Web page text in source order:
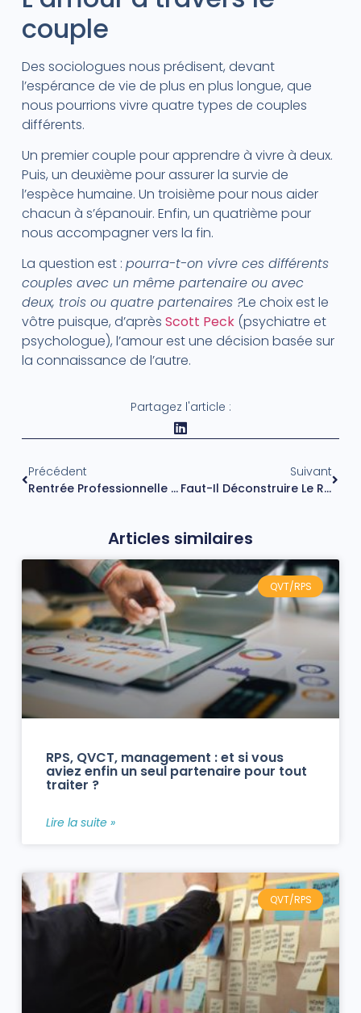
couple
Des sociologues nous prédisent, devant
l’espérance de vie de plus en plus longue, que
nous pourrions vivre quatre types de couples
différents.
Un premier couple pour apprendre à vivre à deux.
Puis, un deuxième pour assurer la survie de
l’espèce humaine. Un troisième pour nous aider
chacun à s’épanouir. Enfin, un quatrième pour
nous accompagner vers la fin.
La question est : pourra-t-on vivre ces différents
couples avec un même partenaire ou avec
deux, trois ou quatre partenaires ?Le choix est le
vôtre puisque, d’après Scott Peck (psychiatre et
psychologue), l’amour est une décision basée sur
la connaissance de l’autre.
Partagez l'article :
Précédent
Rentrée Professionnelle : 5 Conseils Pour Préparer Son Retour !
Suivant
Faut-Il Déconstruire Le Rapport À La Masculinité ?
Articles similaires
QVT/RPS
RPS, QVCT, management : et si vous
aviez enfin un seul partenaire pour tout
traiter ?
Lire la suite »
QVT/RPS